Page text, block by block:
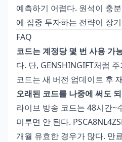
예측하기 어렵다. 원석이 충
에 집중 투자하는 전략이 장
FAQ
코드는 계정당 몇 번 사용 가
다. 단, GENSHINGIFT처럼
코드는 새 버전 업데이트 후
오래된 코드를 나중에 써도
라이브 방송 코드는 48시간~
미루면 안 된다.
개월 유효한 경우가 많다. 만